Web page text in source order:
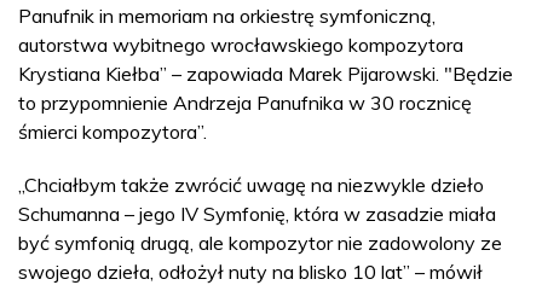
Panufnik in memoriam na orkiestrę symfoniczną,
autorstwa wybitnego wrocławskiego kompozytora
Krystiana Kiełba” – zapowiada Marek Pijarowski. "Będzie
to przypomnienie Andrzeja Panufnika w 30 rocznicę
śmierci kompozytora”.
„Chciałbym także zwrócić uwagę na niezwykle dzieło
Schumanna – jego IV Symfonię, która w zasadzie miała
być symfonią drugą, ale kompozytor nie zadowolony ze
swojego dzieła, odłożył nuty na blisko 10 lat” – mówił